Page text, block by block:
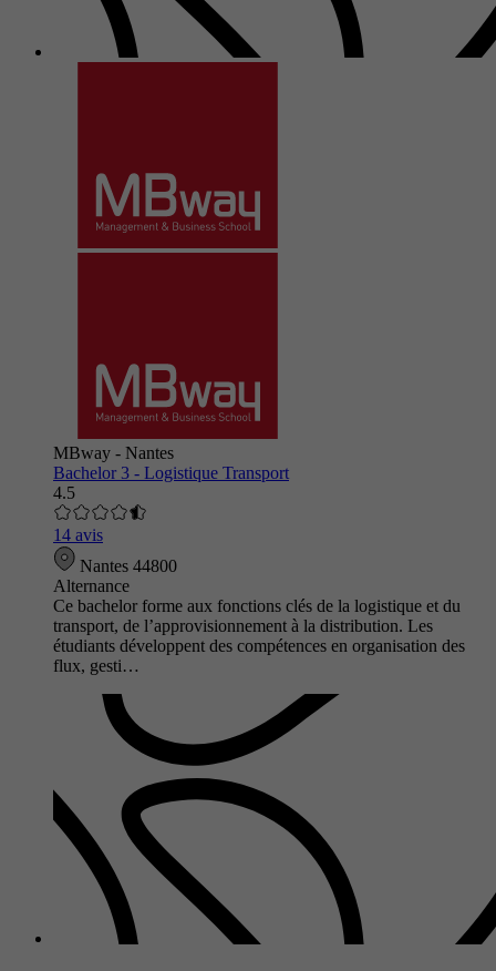
MBway - Nantes
Bachelor 3 - Logistique Transport
4.5
14 avis
Nantes 44800
Alternance
Ce bachelor forme aux fonctions clés de la logistique et du
transport, de l’approvisionnement à la distribution. Les
étudiants développent des compétences en organisation des
flux, gesti…